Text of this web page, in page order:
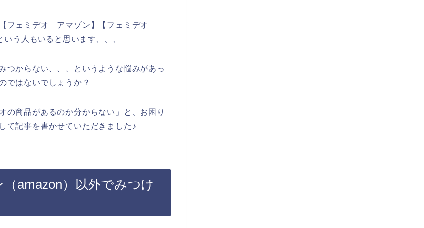
フェミデオ アマゾン】【フェミデオ
う人もいると思います、、、
つからない、、、というような悩みがあっ
ではないでしょうか？
の商品があるのか分からない」と、お困り
て記事を書かせていただきました♪
amazon）以外でみつけ